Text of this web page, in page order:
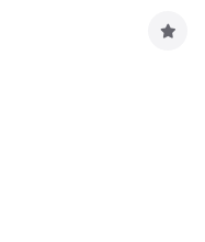
구